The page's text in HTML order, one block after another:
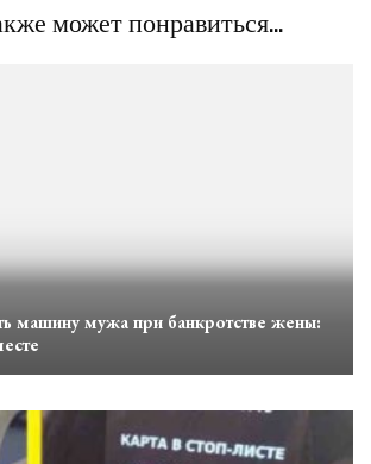
может понравиться...
машину мужа при банкротстве жены: